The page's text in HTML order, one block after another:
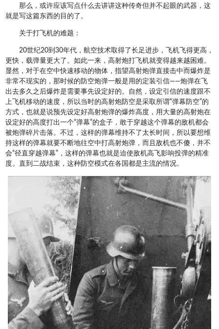
那么，或许应该写点什么去讲讲这种传奇但并不起眼的武器，这
就是写这篇东西的目的了。
关于打飞机的难题：
20世纪20到30年代，航空技术取得了长足进步，飞机飞得更高，
更快，载弹量更大了。如此一来，高射炮打飞机就变得越来越困难。
显然，对于在空中快速移动的物体，指望高射炮弹直接击中而爆炸是
非常不现实的，那时候的防空炮弹一般是用的定装引信——炮弹在飞
出去多久之后爆炸是需要事先设定好的。自然，设定引信的速度跟不
上飞机移动的速度，所以当时的高射炮防空是采取所谓“弹幕防空”的
方式，也就是说预先设定好高射炮弹的爆炸高度，用大量的高射炮在
设定好的高度打出一个“弹幕”的盒子，敢于穿越这个弹幕的敌机都会
被炮弹碎片击落。不过，这样的弹幕维持不了太长时间，所以要想维
持这样的弹幕就要不断地往空中打高射炮弹，而且敌机也不傻，并不
会“径直穿越弹幕”，这样的弹幕也就是迫使敌机高飞影响投弹的精准
度。直到二战结束，这种防空模式在各国都是主流的情况。